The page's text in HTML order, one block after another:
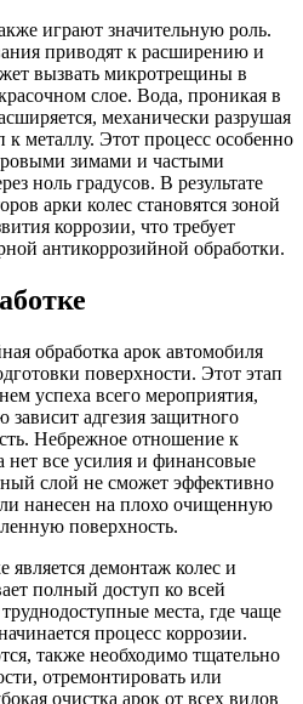
играют значительную роль.
приводят к расширению и
вызвать микротрещины в
слое. Вода, проникая в
механически разрушая
к металлу. Этот процесс особенно
зимами и частыми
ноль градусов. В результате
арки колес становятся зоной
коррозии, что требует
антикоррозийной обработки.
обработка арок автомобиля
поверхности. Этот этап
успеха всего мероприятия,
зависит адгезия защитного
Небрежное отношение к
нет все усилия и финансовые
слой не сможет эффективно
нанесен на плохо очищенную
поверхность.
демонтаж колес и
полный доступ ко всей
места, где чаще
процесс коррозии.
также необходимо тщательно
отремонтировать или
очистка арок от всех видов